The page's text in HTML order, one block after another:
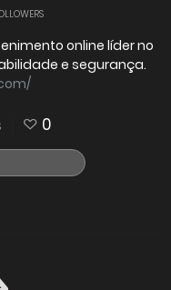
online líder no
e segurança.
0